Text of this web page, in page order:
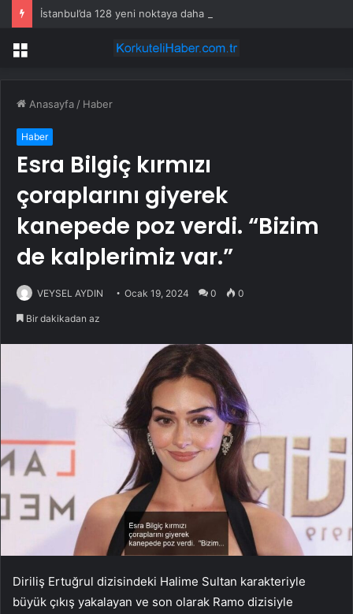
İstanbul’da 128 yeni noktaya daha EDS geliyor
Menü
Anasayfa / Haber
Haber
Esra Bilgiç kırmızı
çoraplarını giyerek
kanepede poz verdi. “Bizim
de kalplerimiz var.”
VEYSEL AYDIN Ocak 19, 2024 0 0
Bir dakikadan az
Diriliş Ertuğrul dizisindeki Halime Sultan karakteriyle
büyük çıkış yakalayan ve son olarak Ramo dizisiyle